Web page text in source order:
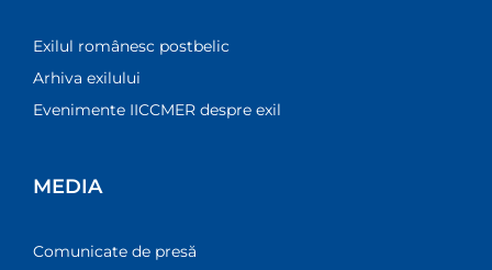
Exilul românesc postbelic
Arhiva exilului
Evenimente IICCMER despre exil
MEDIA
Comunicate de presă